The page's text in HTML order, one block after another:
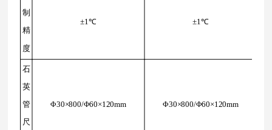
制
精
度
±1℃ ±1℃
石
英
管
尺
Φ30×800/Φ60×120mm Φ30×800/Φ60×120mm